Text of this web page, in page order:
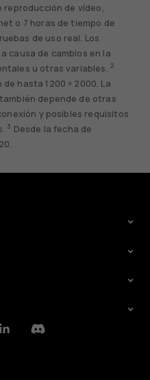
reproducción de vídeo,
o 7 horas de tiempo de
de uso real. Los
causa de cambios en la
u otras variables. 2
hasta 1200 × 2000. La
depende de otras
y posibles requisitos
3 Desde la fecha de
LinkedinDiscord